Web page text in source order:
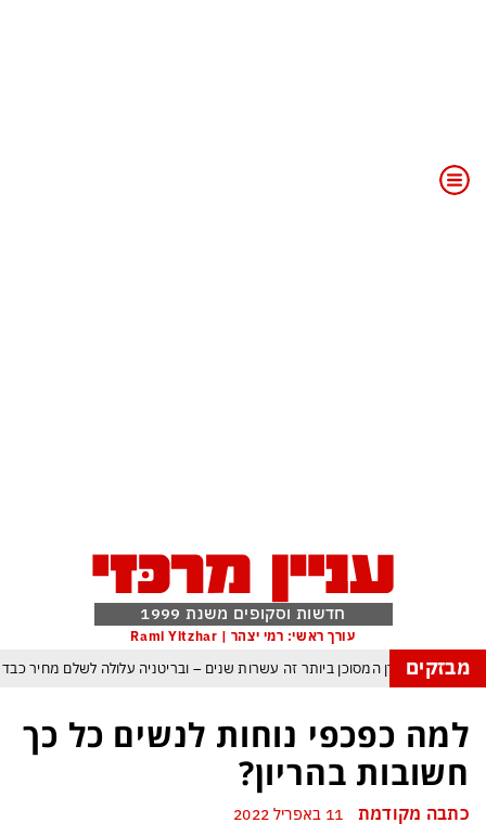
חדשות וסקופים משנת 1999
עורך ראשי: רמי יצהר | Rami Yitzhar
מבזקים
נכנס לעידן המסוכן ביותר זה עשרות שנים – ובריטניה עלולה לשלם מחיר כבד
מי היה מאמין שבאר שבע תנצח את הכוכב האדום?
ומיירטים להגנה – טראמפ נשאר רק עם ציוצי האיום המגוחכים שלא מזיזים לטהרן
כמדיניות: כך הפכה ההוצאה להורג לכלי ההרתעה המרכזי של המשטר האיראני
למה כפכפי נוחות לנשים כל כך
חשובות בהריון?
כתבה מקודמת